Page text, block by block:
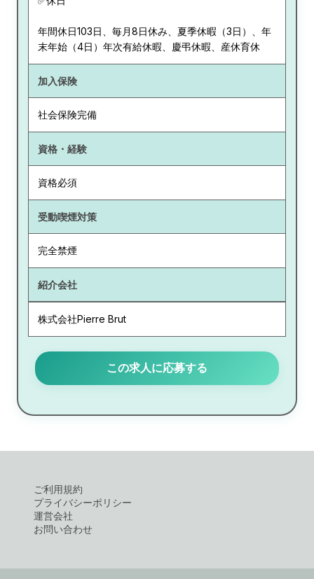
年間休日103日、毎月8日休み、夏季休暇（3日）、年
末年始（4日）年次有給休暇、慶弔休暇、産休育休
加入保険
社会保険完備
資格・経験
資格必須
受動喫煙対策
完全禁煙
紹介会社
株式会社Pierre Brut
この求人に応募する
ご利用規約
プライバシーポリシー
運営会社
お問い合わせ